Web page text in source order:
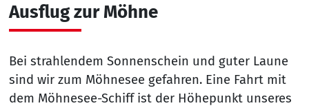
Ausflug zur Möhne
Bei strahlendem Sonnenschein und guter Laune
sind wir zum Möhnesee gefahren. Eine Fahrt mit
dem Möhnesee-Schiff ist der Höhepunkt unseres